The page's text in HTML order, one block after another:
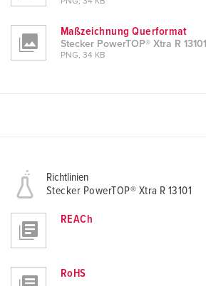
Maßzeichnung Querformat
Stecker PowerTOP® Xtra R 13101
PNG, 34 KB
Richtlinien
Stecker PowerTOP® Xtra R 13101
REACh
RoHS